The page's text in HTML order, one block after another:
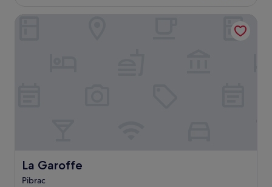
de
82 €
La Garoffe
La Garoffe
Pibrac